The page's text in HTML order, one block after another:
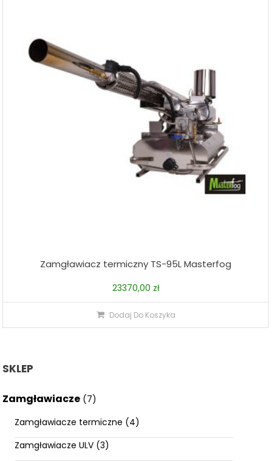
Zamgławiacz termiczny TS-95L Masterfog
23370,00 zł
Dodaj Do Koszyka
SKLEP
Zamgławiacze (7)
Zamgławiacze termiczne (4)
Zamgławiacze ULV (3)